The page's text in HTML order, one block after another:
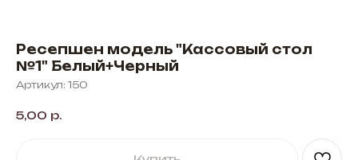
Ресепшен модель "Кассовый стол
№1" Белый+Черный
Артикул: 150
5,00 р.